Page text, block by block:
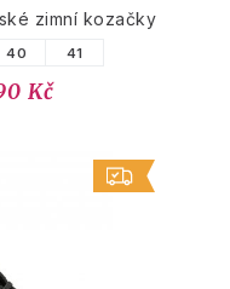
zimní kozačky
40 41
Kč